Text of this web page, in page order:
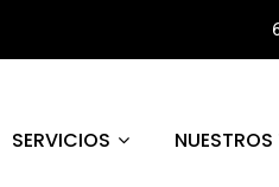
SERVICIOS